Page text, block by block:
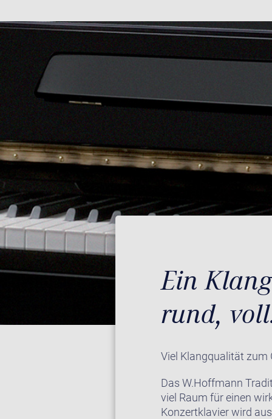
Ein
rund,
Viel Klangqualität zum
Das W.Hoffmann
viel Raum für einen
Konzertklavier wird